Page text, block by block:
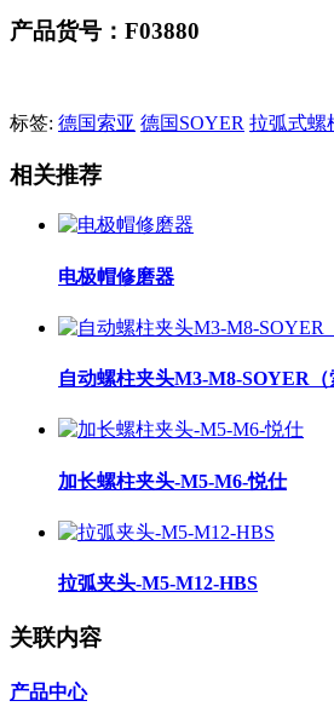
产品货号：F03880
标签: 德国索亚 德国SOYER 拉弧式螺
相关推荐
电极帽修磨器
自动螺柱夹头M3-M8-SOYER（
加长螺柱夹头-M5-M6-悦仕
拉弧夹头-M5-M12-HBS
关联内容
产品中心